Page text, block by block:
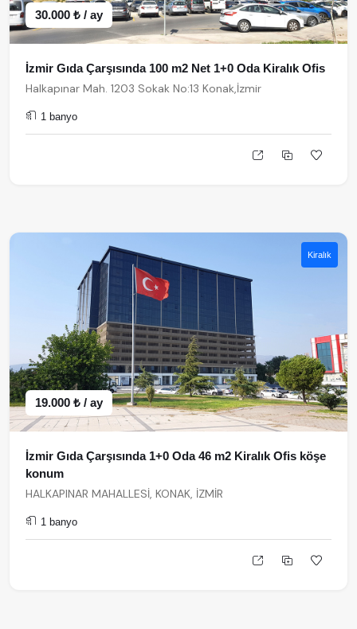
30.000 ₺ / ay
İzmir Gıda Çarşısında 100 m2 Net 1+0 Oda Kiralık Ofis
Halkapınar Mah. 1203 Sokak No:13 Konak,İzmir
1 banyo
Kiralık
19.000 ₺ / ay
İzmir Gıda Çarşısında 1+0 Oda 46 m2 Kiralık Ofis köşe
konum
HALKAPINAR MAHALLESİ, KONAK, İZMİR
1 banyo